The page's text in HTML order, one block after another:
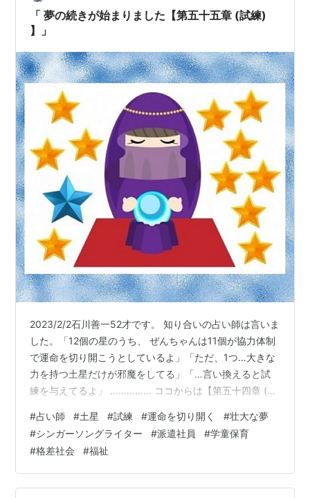
「 夢の続きが始まりました【第五十五章 (試練)
】」
2023/2/2石川善一52才です。 知り合いの占い師は言いま
した。「12個の星のうち、 ぜんちゃんは11個が協力体制
で運命を切り開こうとしているよ」「ただ、1つ…大きな
力を持つ土星だけが邪魔をしてる」「…言い換えると試
練を与えてるよ」 …………… ココからは【第五十四章 (イ
んて壮大な夢を持っていたのですね。書いているうちに
気付いた叶えたい事。【インフルエンサー】…意識して
いなかった事なんです。 土星は試練を与え、この気づき
を知らせたかったのでしょうか？ 我が子のような15曲た
ちは、私に派遣社員や福祉の辛さを経験させる為に輝か
#占い師 #土星 #試練 #運命を切り開く #壮大な夢
#シンガーソングライター #派遣社員 #学童保育
#格差社会 #福祉